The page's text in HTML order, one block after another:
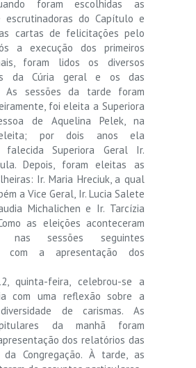
foram escolhidas as
escrutinadoras do Capítulo e
cartas de felicitações pelo
a execução dos primeiros
foram lidos os diversos
da Cúria geral e os das
As sessões da tarde foram
foi eleita a Superiora
de Aquelina Pelek, na
por dois anos ela
Superiora Geral Ir.
Depois, foram eleitas as
Ir. Maria Hreciuk, a qual
a Vice Geral, Ir. Lucia Salete
Michalichen e Ir. Tarcízia
as eleições aconteceram
nas sessões seguintes
com a apresentação dos
quinta-feira, celebrou-se a
com uma reflexão sobre a
de carismas. As
da manhã foram
dos relatórios das
da Congregação. À tarde, as